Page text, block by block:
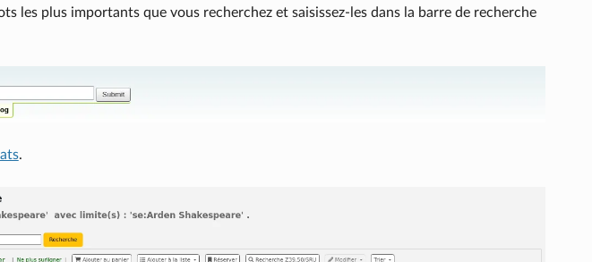
les plus importants que vous recherchez et saisissez-les dans la barre de recherche
.